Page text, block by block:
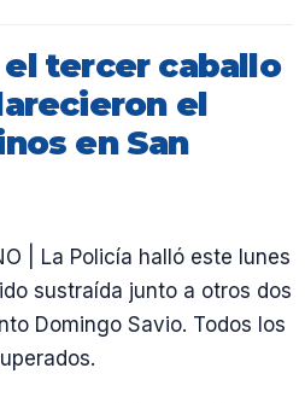
tercer caballo
el
en San
| La Policía halló este lunes
sustraída junto a otros dos
Domingo Savio. Todos los